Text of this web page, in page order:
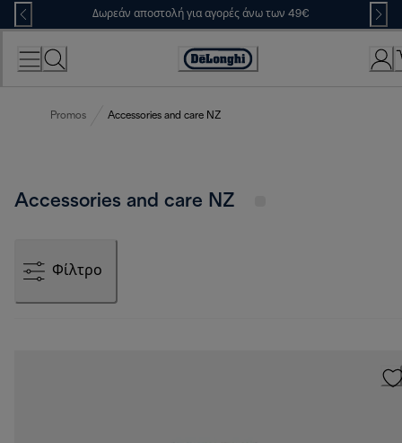
Skip
to
Content
Δωρεάν αποστολή για αγορές άνω των 49€
Accessibility
Promos Accessories and care NZ
Accessories and care NZ
Φίλτρο